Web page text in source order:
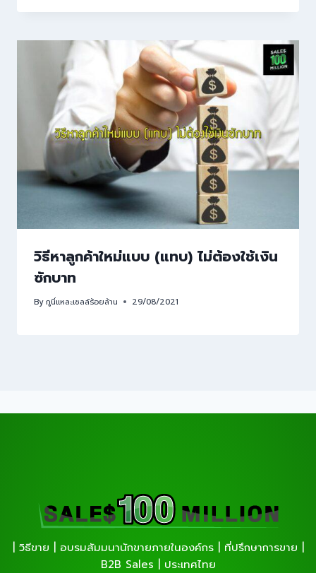
วิธีหาลูกค้าใหม่แบบ (แทบ) ไม่ต้องใช้เงิน
ซักบาท
Byกูนี่แหละเซลล์ร้อยล้าน 29/08/2021
| วิธีขาย | อบรมสัมมนานักขายภายในองค์กร | ที่ปรึกษาการขาย |
B2B Sales | ประเทศไทย